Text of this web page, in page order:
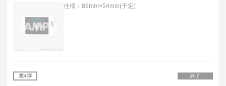
仕様：86mm×54mm(予定)
第4弾 終了